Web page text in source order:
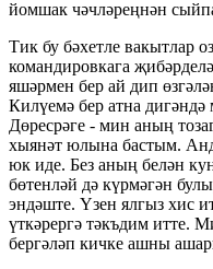
йомшак чәчләреңнән
Тик бу бәхетле вакытлар
командировкага
яшәрмен бер ай дип
Килүемә бер атна
Дөресрәге - мин аның
хыянәт юлына бастым.
юк иде. Без аның белән
бөтенләй дә күрмәгән
эндәште. Үзен ялгыз хис
үткәрергә тәкъдим итте.
бергәләп кичке ашны